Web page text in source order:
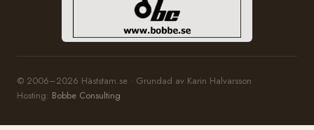
© 2006–2026 Häststam.se · Grundad av Karin Halvarsson
Hosting: Bobbe Consulting